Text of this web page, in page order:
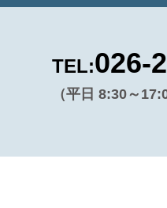
TEL:026-
（平日 8:30～